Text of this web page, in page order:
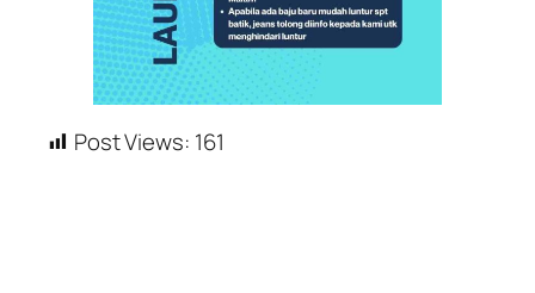
Post Views: 161